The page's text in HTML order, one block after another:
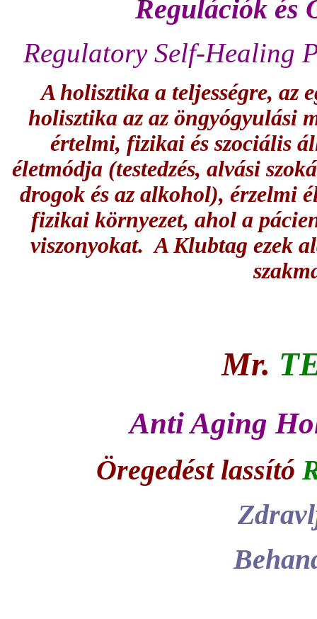
Regulációk és
Regulatory Self-Healing
A holisztika a teljességre, az
holisztika az az öngyógyulási
értelmi, fizikai és szociális
életmódja (testedzés, alvási
drogok és az alkohol), érzelmi
fizikai környezet, ahol a
viszonyokat. A Klubtag ezek
Mr.
Anti Aging
Öregedést lassító